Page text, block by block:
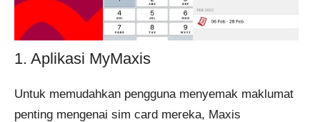
1. Aplikasi MyMaxis
Untuk memudahkan pengguna menyemak maklumat
penting mengenai sim card mereka, Maxis